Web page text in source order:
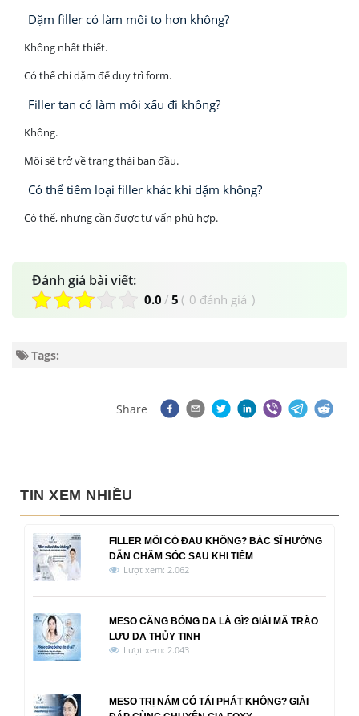
Dặm filler có làm môi to hơn không?
Không nhất thiết.
Có thể chỉ dặm để duy trì form.
Filler tan có làm môi xấu đi không?
Không.
Môi sẽ trở về trạng thái ban đầu.
Có thể tiêm loại filler khác khi dặm không?
Có thể, nhưng cần được tư vấn phù hợp.
Đánh giá bài viết:
0.0 / 5 ( 0 đánh giá )
Tags:
Share
TIN XEM NHIỀU
FILLER MÔI CÓ ĐAU KHÔNG? BÁC SĨ HƯỚNG
DẪN CHĂM SÓC SAU KHI TIÊM
Lượt xem: 2.062
MESO CĂNG BÓNG DA LÀ GÌ? GIẢI MÃ TRÀO
LƯU DA THỦY TINH
Lượt xem: 2.043
MESO TRỊ NÁM CÓ TÁI PHÁT KHÔNG? GIẢI